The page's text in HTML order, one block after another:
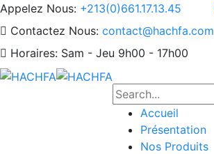
Appelez Nous: +213(0)661.17.13.45
Contactez Nous: contact@hachfa.com
Horaires: Sam - Jeu 9h00 - 17h00
Accueil
Présentation
Nos Produits